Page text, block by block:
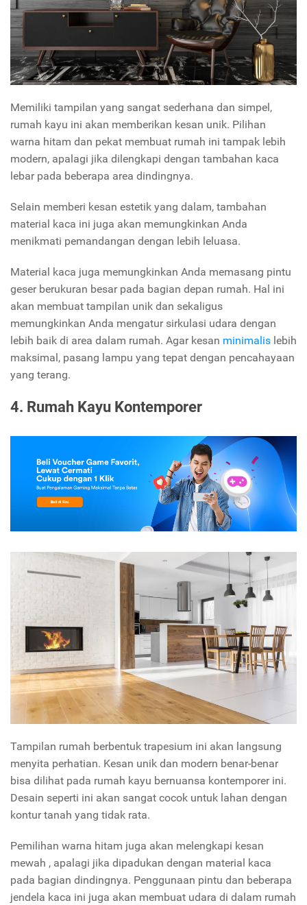
Memiliki tampilan yang sangat sederhana dan simpel,
rumah kayu ini akan memberikan kesan unik. Pilihan
warna hitam dan pekat membuat rumah ini tampak lebih
modern, apalagi jika dilengkapi dengan tambahan kaca
lebar pada beberapa area dindingnya.
Selain memberi kesan estetik yang dalam, tambahan
material kaca ini juga akan memungkinkan Anda
menikmati pemandangan dengan lebih leluasa.
Material kaca juga memungkinkan Anda memasang pintu
geser berukuran besar pada bagian depan rumah. Hal ini
akan membuat tampilan unik dan sekaligus
memungkinkan Anda mengatur sirkulasi udara dengan
lebih baik di area dalam rumah. Agar kesan minimalis lebih
maksimal, pasang lampu yang tepat dengan pencahayaan
yang terang.
4. Rumah Kayu Kontemporer
Tampilan rumah berbentuk trapesium ini akan langsung
menyita perhatian. Kesan unik dan modern benar-benar
bisa dilihat pada rumah kayu bernuansa kontemporer ini.
Desain seperti ini akan sangat cocok untuk lahan dengan
kontur tanah yang tidak rata.
Pemilihan warna hitam juga akan melengkapi kesan
mewah , apalagi jika dipadukan dengan material kaca
pada bagian dindingnya. Penggunaan pintu dan beberapa
jendela kaca ini juga akan membuat udara di dalam rumah